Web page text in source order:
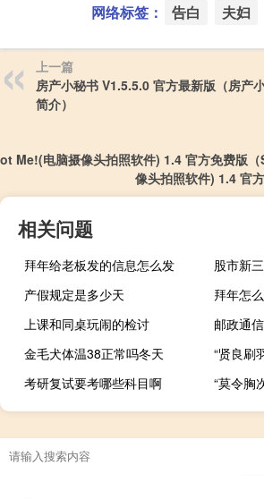
网络标签： 告白 夫妇
上一篇
房产小秘书 V1.5.5.0 官方最新版（房产
简介）
Me!(电脑摄像头拍照软件) 1.4 官方免费版
像头拍照软件) 1.4 官
相关问题
拜年给老板发的信息怎么发
产假规定是多少天
拜年怎
上课和同桌玩闹的检讨
邮政通
金毛犬体温38正常吗冬天
“贤良刷
考研复试要考哪些科目啊
“莫令胸